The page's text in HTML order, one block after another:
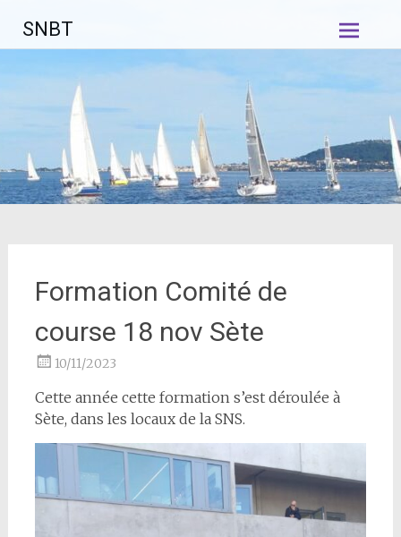
contenu
SNBT
Formation Comité de
course 18 nov Sète
10/11/2023
Cette année cette formation s’est déroulée à
Sète, dans les locaux de la SNS.